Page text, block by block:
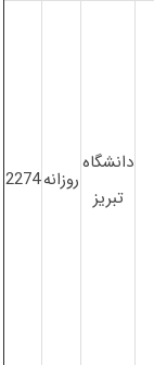
دانشگاه
تبریز
روزانه2274